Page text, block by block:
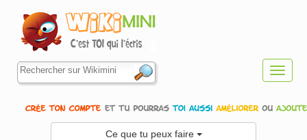
Ce que tu peux faire